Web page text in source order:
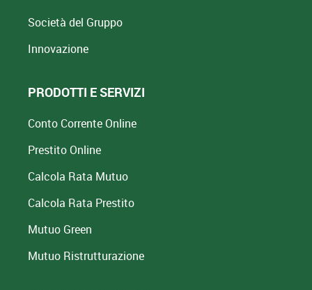
Società del Gruppo
Innovazione
PRODOTTI E SERVIZI
Conto Corrente Online
Prestito Online
Calcola Rata Mutuo
Calcola Rata Prestito
Mutuo Green
Mutuo Ristrutturazione